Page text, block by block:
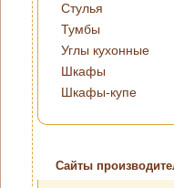
Стулья
Тумбы
Углы кухонные
Шкафы
Шкафы-купе
Сайты